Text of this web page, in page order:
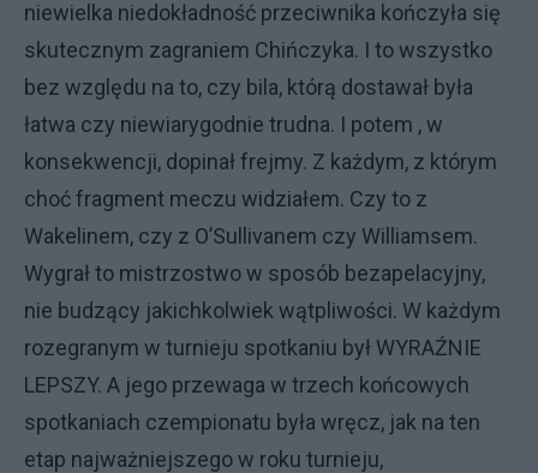
niewielka niedokładność przeciwnika kończyła się
skutecznym zagraniem Chińczyka. I to wszystko
bez względu na to, czy bila, którą dostawał była
łatwa czy niewiarygodnie trudna. I potem , w
konsekwencji, dopinał frejmy. Z każdym, z którym
choć fragment meczu widziałem. Czy to z
Wakelinem, czy z O’Sullivanem czy Williamsem.
Wygrał to mistrzostwo w sposób bezapelacyjny,
nie budzący jakichkolwiek wątpliwości. W każdym
rozegranym w turnieju spotkaniu był WYRAŹNIE
LEPSZY. A jego przewaga w trzech końcowych
spotkaniach czempionatu była wręcz, jak na ten
etap najważniejszego w roku turnieju,